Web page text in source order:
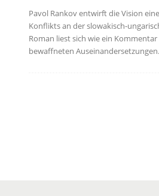
Pavol Rankov entwirft die Vision
Konflikts an der slowakisch-
Roman liest sich wie ein
bewaffneten